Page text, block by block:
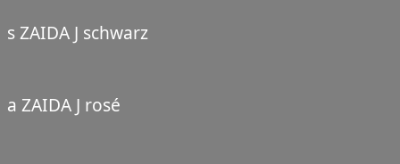
s ZAIDA J schwarz
a ZAIDA J rosé